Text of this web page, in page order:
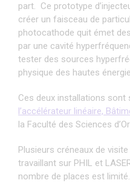
part. Ce prototype
créer un faisceau de
photocathode quit émet
par une cavité
tester des sources
physique des hautes
Ces deux installations sont
l’accélérateur linéaire,
la Faculté des Sciences
Plusieurs créneaux de
travaillant sur PHIL et
nombre de places est limité.